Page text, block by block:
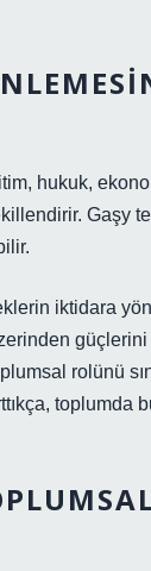
hukuk,
Gaşy
iktidara
rolünü
toplumda